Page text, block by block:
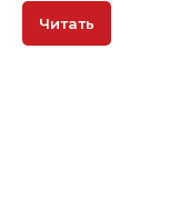
Читать